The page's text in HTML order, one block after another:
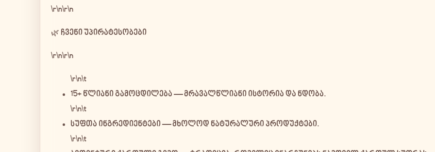
\r\n\r\n
🌿 ჩვენი უპირატესობები
\r\n\r\n
\r\n\t
15+ წლიანი გამოცდილება — მრავალწლიანი ისტორია და ნდობა.
\r\n\t
სუფთა ინგრედიენტები— მხოლოდ ნატურალური პროდუქტები.
\r\n\t